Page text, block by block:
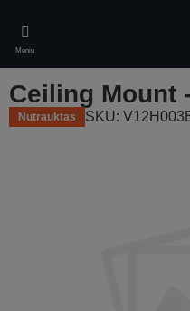
main
content
Meniu
Ceiling Mount
Nutrauktas SKU: